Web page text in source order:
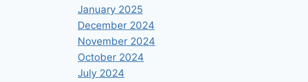
January 2025
December 2024
November 2024
October 2024
July 2024